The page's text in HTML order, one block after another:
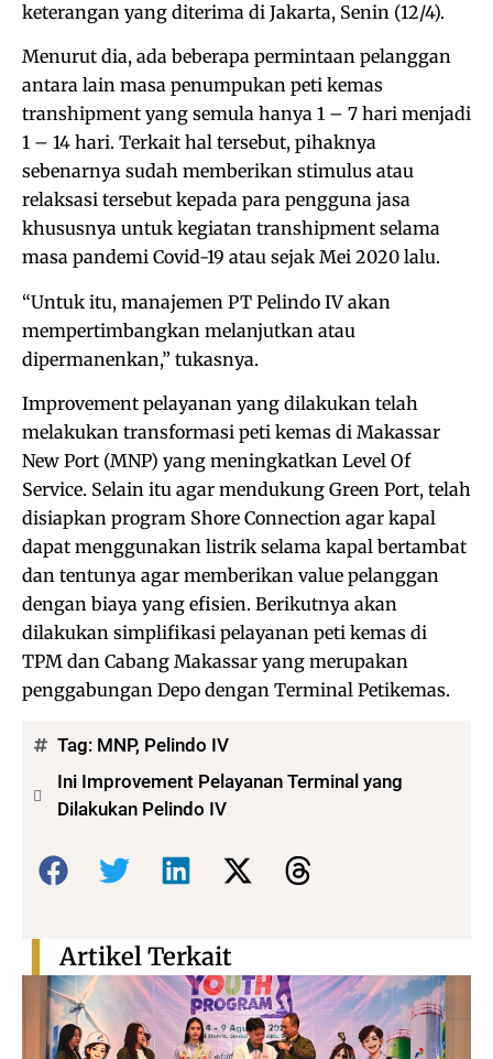
keterangan yang diterima di Jakarta, Senin (12/4).
Menurut dia, ada beberapa permintaan pelanggan
antara lain masa penumpukan peti kemas
transhipment yang semula hanya 1 – 7 hari menjadi
1 – 14 hari. Terkait hal tersebut, pihaknya
sebenarnya sudah memberikan stimulus atau
relaksasi tersebut kepada para pengguna jasa
khususnya untuk kegiatan transhipment selama
masa pandemi Covid-19 atau sejak Mei 2020 lalu.
“Untuk itu, manajemen PT Pelindo IV akan
mempertimbangkan melanjutkan atau
dipermanenkan,” tukasnya.
Improvement pelayanan yang dilakukan telah
melakukan transformasi peti kemas di Makassar
New Port (MNP) yang meningkatkan Level Of
Service. Selain itu agar mendukung Green Port, telah
disiapkan program Shore Connection agar kapal
dapat menggunakan listrik selama kapal bertambat
dan tentunya agar memberikan value pelanggan
dengan biaya yang efisien. Berikutnya akan
dilakukan simplifikasi pelayanan peti kemas di
TPM dan Cabang Makassar yang merupakan
penggabungan Depo dengan Terminal Petikemas.
Tag: MNP, Pelindo IV
Ini Improvement Pelayanan Terminal yang
Dilakukan Pelindo IV
Bagikan:
Artikel Terkait